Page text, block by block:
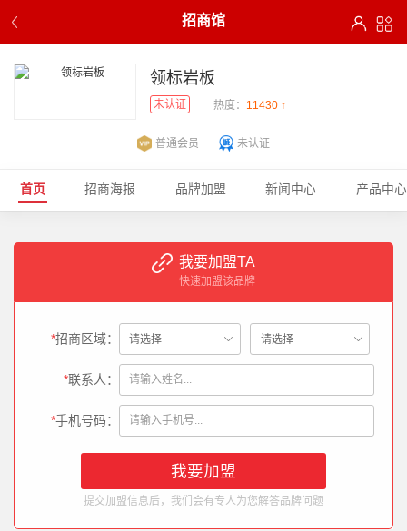
招商馆
领标岩板
未认证 热度： 11430 ↑
普通会员 未认证
首页 招商海报 品牌加盟 新闻中心 产品中心
我要加盟TA
快速加盟该品牌
*招商区域：
*联系人：
*手机号码：
提交加盟信息后，我们会有专人为您解答品牌问题